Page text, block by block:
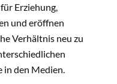
Erziehung,
und eröffnen
Verhältnis neu zu
den Medien.